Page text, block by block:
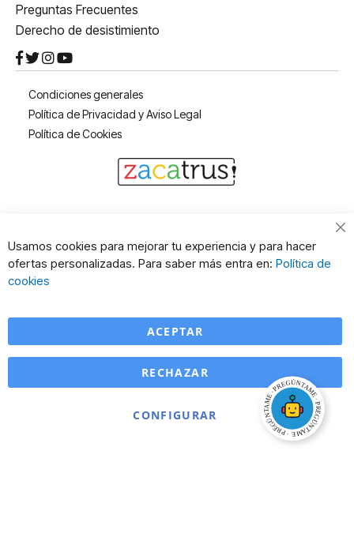
Preguntas Frecuentes
Derecho de desistimiento
Condiciones generales
Política de Privacidad y Aviso Legal
Política de Cookies
Usamos cookies para mejorar tu experiencia y para hacer
ofertas personalizadas. Para saber más entra en: Política de
cookies
ACEPTAR
CONFIGURAR
RECHAZAR